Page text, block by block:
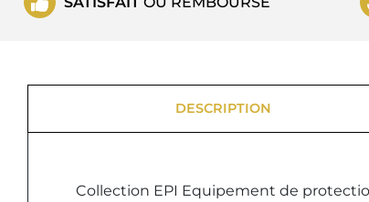
DESCRIPTION
Collection EPI Equipement de